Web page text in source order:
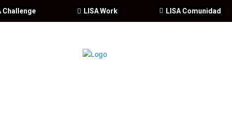
LISA Comunidad
LISA Work
Challenge